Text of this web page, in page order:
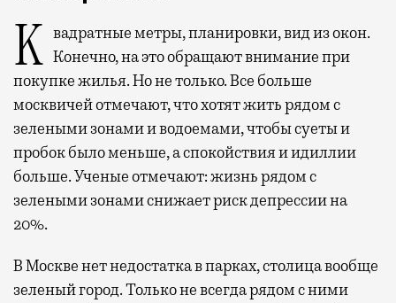
Квадратные метры, планировки, вид из окон. Конечно, на это обращают внимание при
покупке жилья. Но не только. Все больше
москвичей отмечают, что хотят жить рядом с
зелеными зонами и водоемами, чтобы суеты и
пробок было меньше, а спокойствия и идиллии
больше. Ученые отмечают: жизнь рядом с
зелеными зонами снижает риск депрессии на
20%.
В Москве нет недостатка в парках, столица вообще
зеленый город. Только не всегда рядом с ними